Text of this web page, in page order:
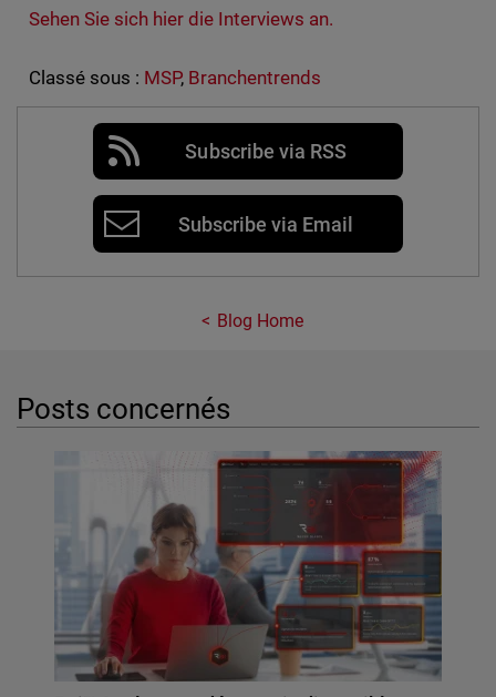
Sehen Sie sich hier die Interviews an.
Classé sous : MSP, Branchentrends
Subscribe via RSS
Subscribe via Email
Blog Home
Posts concernés